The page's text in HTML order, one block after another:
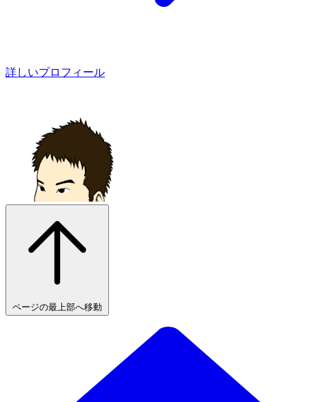
詳しいプロフィール
ページの最上部へ移動